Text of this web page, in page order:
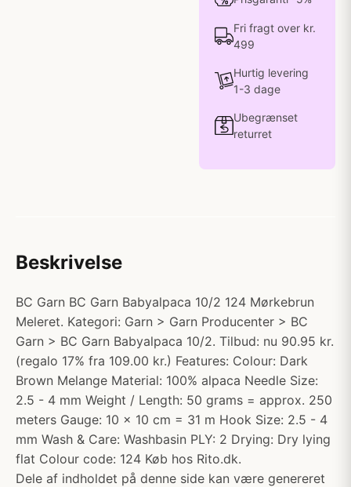
Fri fragt over kr.
499
Hurtig levering
1-3 dage
Ubegrænset
returret
Beskrivelse
BC Garn BC Garn Babyalpaca 10/2 124 Mørkebrun
Meleret. Kategori: Garn > Garn Producenter > BC
Garn > BC Garn Babyalpaca 10/2. Tilbud: nu 90.95 kr.
(regalo 17% fra 109.00 kr.) Features: Colour: Dark
Brown Melange Material: 100% alpaca Needle Size:
2.5 - 4 mm Weight / Length: 50 grams = approx. 250
meters Gauge: 10 x 10 cm = 31 m Hook Size: 2.5 - 4
mm Wash & Care: Washbasin PLY: 2 Drying: Dry lying
flat Colour code: 124 Køb hos Rito.dk.
Dele af indholdet på denne side kan være genereret